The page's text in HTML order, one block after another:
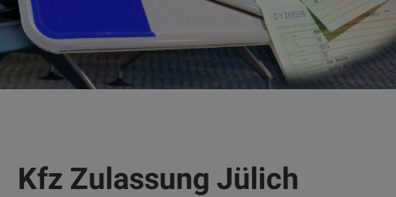
Kfz Zulassung Jülich